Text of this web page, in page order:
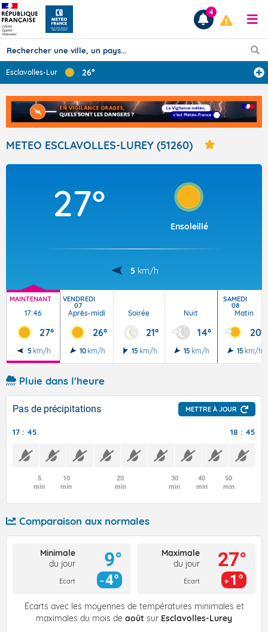
Prévisions
TOUS LES RÉSULTATS
Articles
4
Esclavolles-Lur... 26°
METEO ESCLAVOLLES-LUREY (51260)
27°
Ensoleillé
5 km/h
MAINTENANT
17:46
27°
5 km/h
VENDREDI
07
Après-midi
26°
10 km/h
Soirée
21°
15 km/h
Nuit
14°
15 km/h
SAMEDI
08
Matin
20°
15 km/h
Pluie dans l'heure
Pas de précipitations METTRE À JOUR
17 : 45 18 : 45
5
min
10
min
20
min
30
min
40
min
50
min
Comparaison aux normales
Minimale
du jour
Ecart
9°
4°
Maximale
du jour
Ecart
27°
1°
Écarts avec les moyennes de températures minimales et
maximales du mois de août sur Esclavolles-Lurey